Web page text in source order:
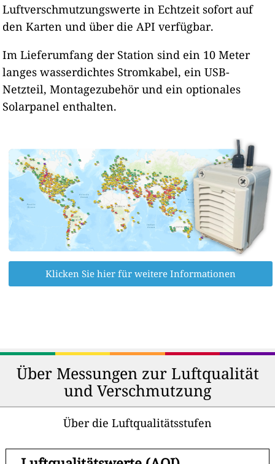
Luftverschmutzungswerte in Echtzeit sofort auf
den Karten und über die API verfügbar.
Im Lieferumfang der Station sind ein 10 Meter
langes wasserdichtes Stromkabel, ein USB-
Netzteil, Montagezubehör und ein optionales
Solarpanel enthalten.
Klicken Sie hier für weitere Informationen
Über Messungen zur Luftqualität
und Verschmutzung
Über die Luftqualitätsstufen